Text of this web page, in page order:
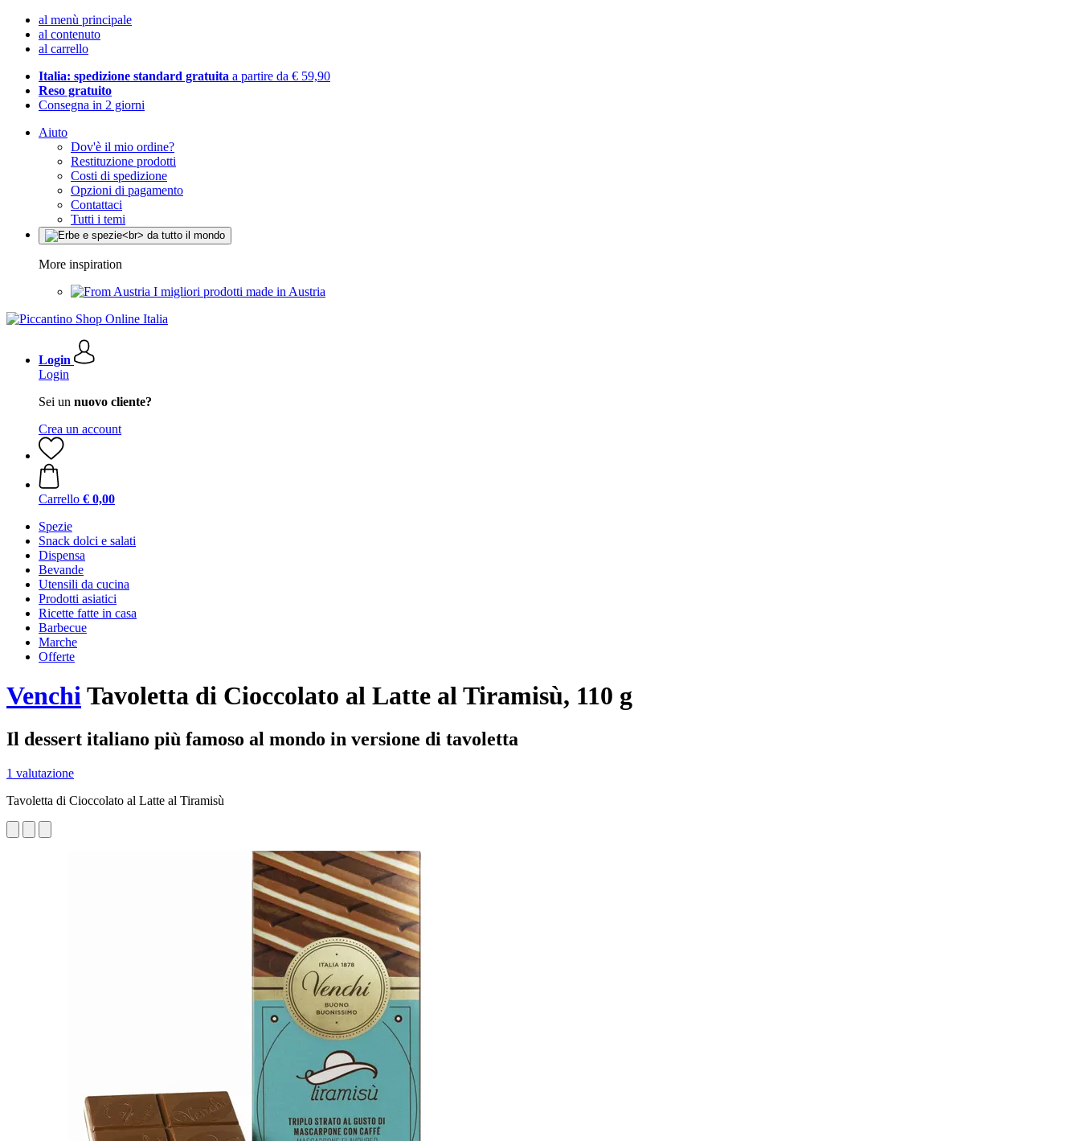
al menù principale
al contenuto
al carrello
Italia: spedizione standard gratuita a partire da € 59,90
Reso gratuito
Consegna in 2 giorni
Aiuto
Dov'è il mio ordine?
Restituzione prodotti
Costi di spedizione
Opzioni di pagamento
Contattaci
Tutti i temi
More inspiration
I migliori prodotti made in Austria
Login
Login
Sei un nuovo cliente?
Crea un account
Carrello € 0,00
Spezie
Snack dolci e salati
Dispensa
Bevande
Utensili da cucina
Prodotti asiatici
Ricette fatte in casa
Barbecue
Marche
Offerte
VenchiTavoletta di Cioccolato al Latte al Tiramisù, 110 g
Il dessert italiano più famoso al mondo in versione di tavoletta
1 valutazione
Tavoletta di Cioccolato al Latte al Tiramisù